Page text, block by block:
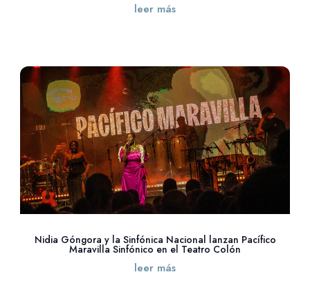
leer más
Nidia Góngora y la Sinfónica Nacional lanzan Pacífico
Maravilla Sinfónico en el Teatro Colón
leer más